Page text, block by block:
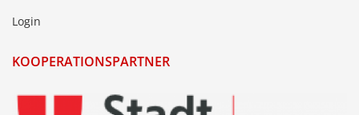
Login
KOOPERATIONSPARTNER